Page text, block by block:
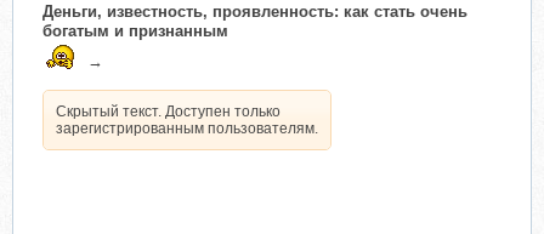
Деньги, известность, проявленность: как стать очень
богатым и признанным
→
Скрытый текст. Доступен только
зарегистрированным пользователям.